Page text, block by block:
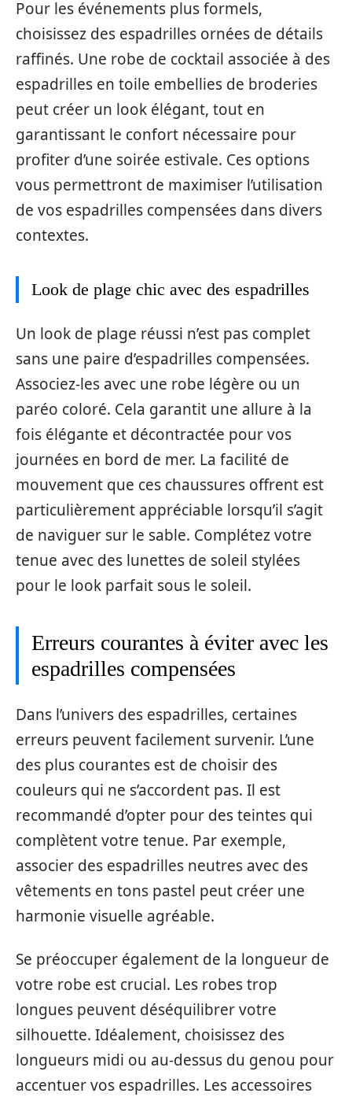
Pour les événements plus formels,
choisissez des espadrilles ornées de détails
raffinés. Une robe de cocktail associée à des
espadrilles en toile embellies de broderies
peut créer un look élégant, tout en
garantissant le confort nécessaire pour
profiter d’une soirée estivale. Ces options
vous permettront de maximiser l’utilisation
de vos espadrilles compensées dans divers
contextes.
Look de plage chic avec des espadrilles
Un look de plage réussi n’est pas complet
sans une paire d’espadrilles compensées.
Associez-les avec une robe légère ou un
paréo coloré. Cela garantit une allure à la
fois élégante et décontractée pour vos
journées en bord de mer. La facilité de
mouvement que ces chaussures offrent est
particulièrement appréciable lorsqu’il s’agit
de naviguer sur le sable. Complétez votre
tenue avec des lunettes de soleil stylées
pour le look parfait sous le soleil.
Erreurs courantes à éviter avec les
espadrilles compensées
Dans l’univers des espadrilles, certaines
erreurs peuvent facilement survenir. L’une
des plus courantes est de choisir des
couleurs qui ne s’accordent pas. Il est
recommandé d’opter pour des teintes qui
complètent votre tenue. Par exemple,
associer des espadrilles neutres avec des
vêtements en tons pastel peut créer une
harmonie visuelle agréable.
Se préoccuper également de la longueur de
votre robe est crucial. Les robes trop
longues peuvent déséquilibrer votre
silhouette. Idéalement, choisissez des
longueurs midi ou au-dessus du genou pour
accentuer vos espadrilles. Les accessoires